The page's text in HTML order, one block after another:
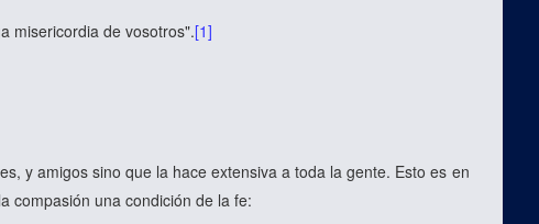
misericordia de vosotros".[1]
y amigos sino que la hace extensiva a toda la gente. Esto es en
compasión una condición de la fe: